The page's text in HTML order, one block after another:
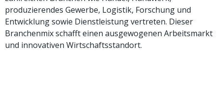
produzierendes Gewerbe, Logistik, Forschung und
Entwicklung sowie Dienstleistung vertreten. Dieser
Branchenmix schafft einen ausgewogenen Arbeitsmarkt
und innovativen Wirtschaftsstandort.